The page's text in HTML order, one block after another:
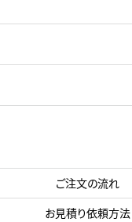
ご注文の流れ
お見積り依頼方法